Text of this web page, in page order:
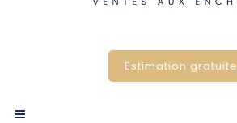
Estimation gratuite